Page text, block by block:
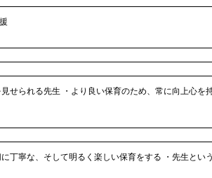
られる先生 ・より良い保育のため、常に向上心
寧な、そして明るく楽しい保育をする ・先生と